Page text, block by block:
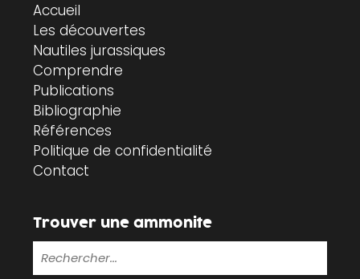
Accueil
Les découvertes
Nautiles jurassiques
Comprendre
Publications
Bibliographie
Références
Politique de confidentialité
Contact
Trouver une ammonite